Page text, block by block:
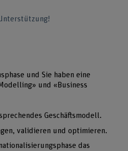
und Sie haben eine
und «Business
Geschäftsmodell.
validieren und optimieren.
das